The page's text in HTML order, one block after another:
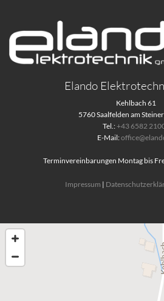
Elando
Kehlbach 61
5760 Saalfelden am
Tel.:+43 6582
E-Mail:
Terminvereinbarungen Montag bis
Impressum |